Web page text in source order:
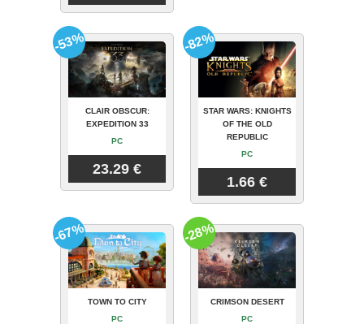
CLAIR OBSCUR:
EXPEDITION 33
PC
23.29 €
-53%
STAR WARS: KNIGHTS
OF THE OLD
REPUBLIC
PC
1.66 €
-82%
TOWN TO CITY
PC
-67%
CRIMSON DESERT
PC
-28%